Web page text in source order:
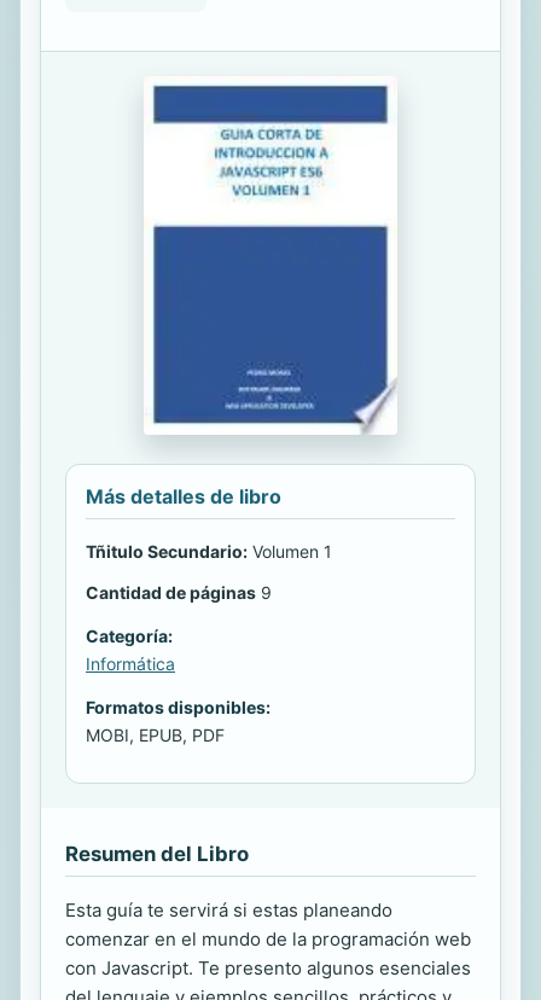
Más detalles de libro
Tñitulo Secundario: Volumen 1
Cantidad de páginas 9
Categoría:
Informática
Formatos disponibles:
MOBI, EPUB, PDF
Resumen del Libro
Esta guía te servirá si estas planeando
comenzar en el mundo de la programación web
con Javascript. Te presento algunos esenciales